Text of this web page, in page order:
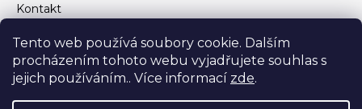
Tento web používá soubory cookie. Dalším
procházením tohoto webu vyjadřujete souhlas s
jejich používáním.. Více informací zde.
Kontakt
Jak vybrat šperky?
Formulář pro vrácení, výměnu, reklamaci a odstoupení od
smlouvy